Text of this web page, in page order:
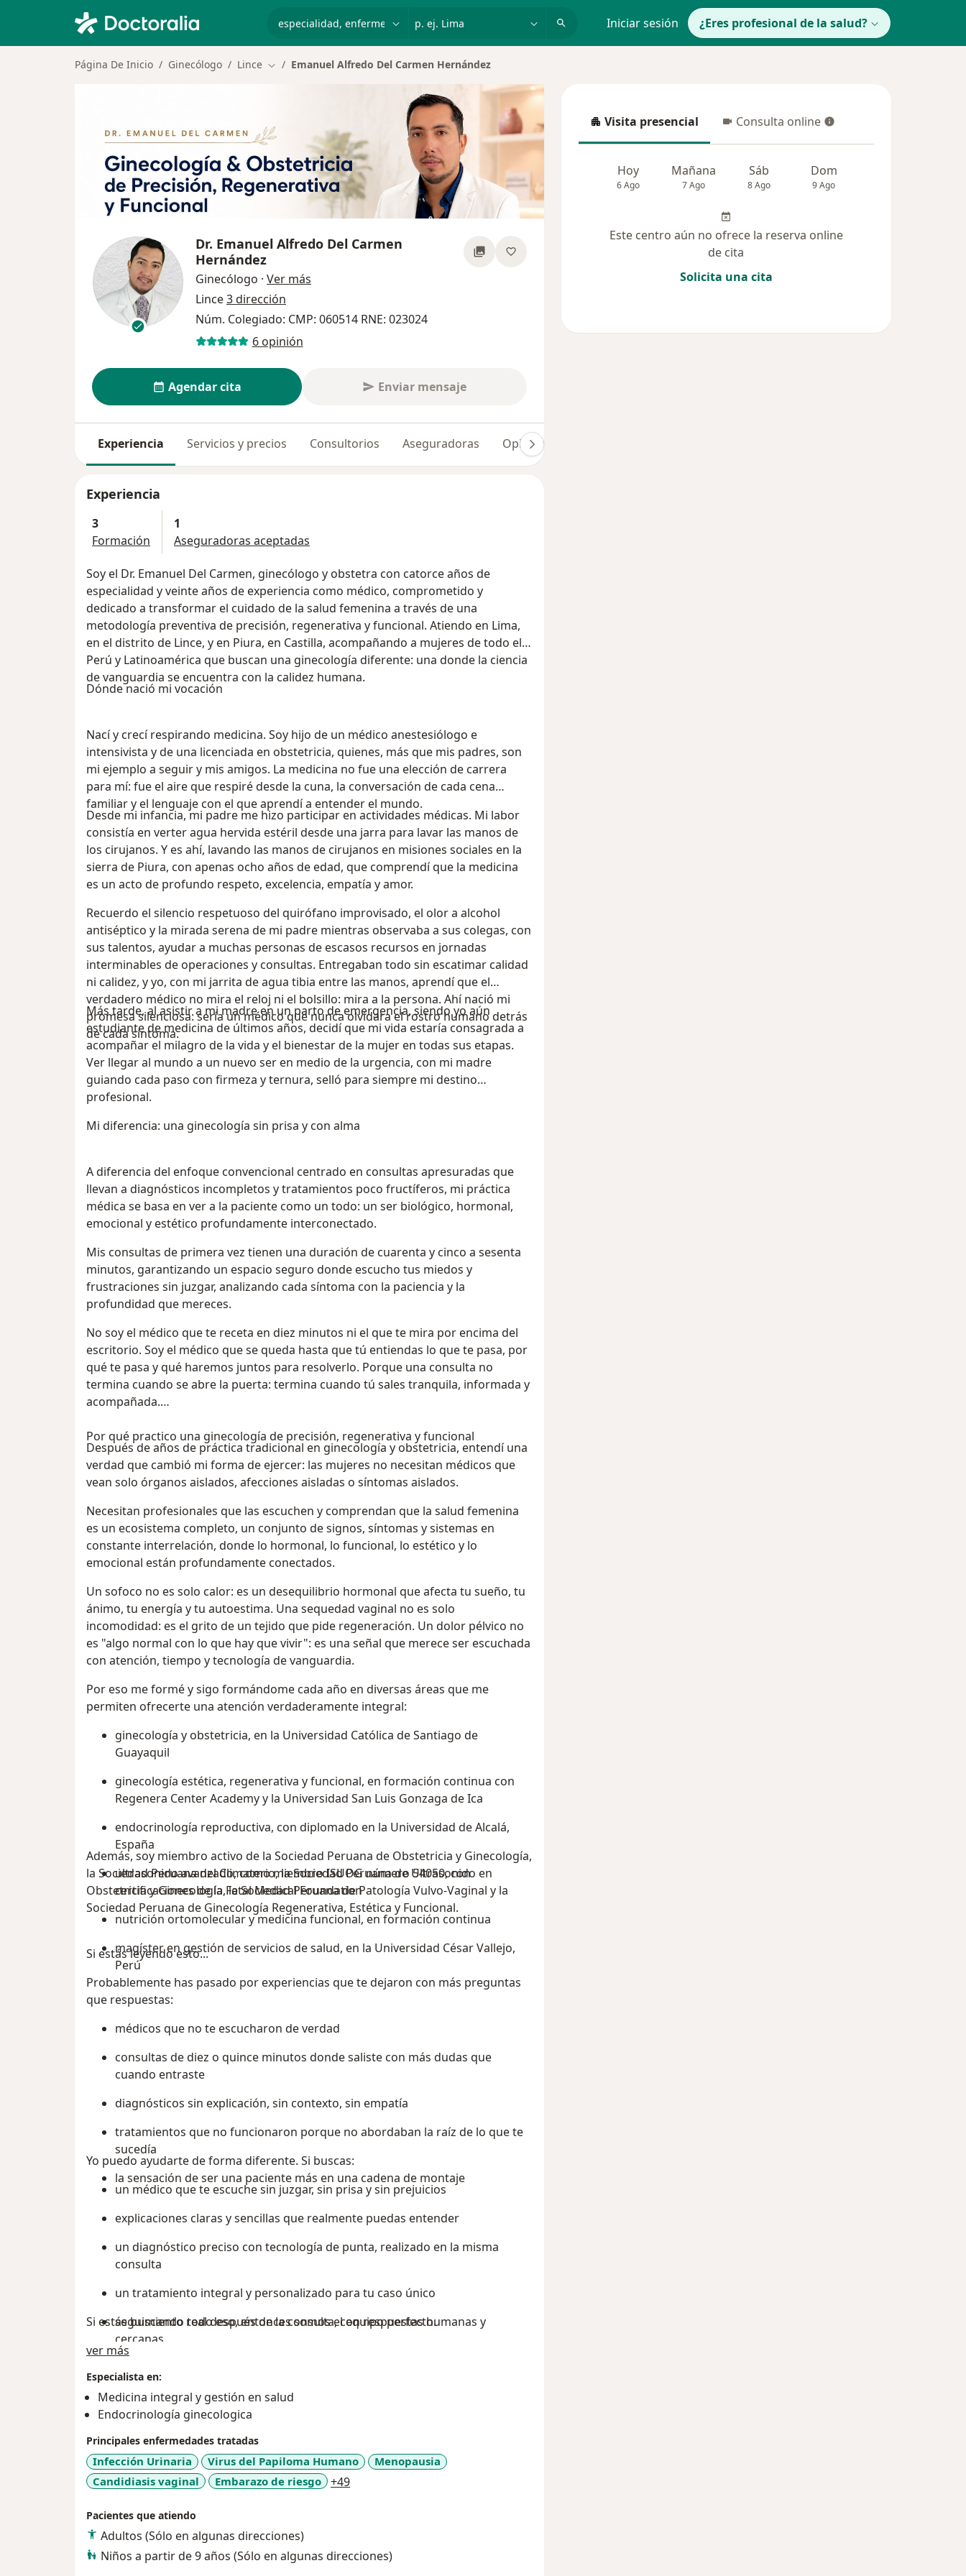
Iniciar sesión ¿Eres profesional de la salud?
Página De Inicio Ginecólogo Lince Cambiar de ciudad
Emanuel Alfredo Del Carmen Hernández
Dr. Emanuel Alfredo Del Carmen
Hernández
Ginecólogo · Ver más
Lince3 dirección
Núm. Colegiado: CMP: 060514 RNE: 023024
6 opinión
Agendar cita Enviar mensaje
Experiencia Servicios y precios Consultorios Aseguradoras Opiniones (6)
Experiencia
3
Formación
1
Aseguradoras aceptadas
Soy el Dr. Emanuel Del Carmen, ginecólogo y obstetra con catorce años de
especialidad y veinte años de experiencia como médico, comprometido y
dedicado a transformar el cuidado de la salud femenina a través de una
metodología preventiva de precisión, regenerativa y funcional. Atiendo en Lima,
en el distrito de Lince, y en Piura, en Castilla, acompañando a mujeres de todo el
Perú y Latinoamérica que buscan una ginecología diferente: una donde la ciencia
de vanguardia se encuentra con la calidez humana.
Dónde nació mi vocación
Nací y crecí respirando medicina. Soy hijo de un médico anestesiólogo e
intensivista y de una licenciada en obstetricia, quienes, más que mis padres, son
mi ejemplo a seguir y mis amigos. La medicina no fue una elección de carrera
para mí: fue el aire que respiré desde la cuna, la conversación de cada cena
familiar y el lenguaje con el que aprendí a entender el mundo.
Desde mi infancia, mi padre me hizo participar en actividades médicas. Mi labor
consistía en verter agua hervida estéril desde una jarra para lavar las manos de
los cirujanos. Y es ahí, lavando las manos de cirujanos en misiones sociales en la
sierra de Piura, con apenas ocho años de edad, que comprendí que la medicina
es un acto de profundo respeto, excelencia, empatía y amor.
Recuerdo el silencio respetuoso del quirófano improvisado, el olor a alcohol
antiséptico y la mirada serena de mi padre mientras observaba a sus colegas, con
sus talentos, ayudar a muchas personas de escasos recursos en jornadas
interminables de operaciones y consultas. Entregaban todo sin escatimar calidad
ni calidez, y yo, con mi jarrita de agua tibia entre las manos, aprendí que el
verdadero médico no mira el reloj ni el bolsillo: mira a la persona. Ahí nació mi
promesa silenciosa: sería un médico que nunca olvidara el rostro humano detrás
de cada síntoma.
Más tarde, al asistir a mi madre en un parto de emergencia, siendo yo aún
estudiante de medicina de últimos años, decidí que mi vida estaría consagrada a
acompañar el milagro de la vida y el bienestar de la mujer en todas sus etapas.
Ver llegar al mundo a un nuevo ser en medio de la urgencia, con mi madre
guiando cada paso con firmeza y ternura, selló para siempre mi destino
profesional.
Mi diferencia: una ginecología sin prisa y con alma
A diferencia del enfoque convencional centrado en consultas apresuradas que
llevan a diagnósticos incompletos y tratamientos poco fructíferos, mi práctica
médica se basa en ver a la paciente como un todo: un ser biológico, hormonal,
emocional y estético profundamente interconectado.
Mis consultas de primera vez tienen una duración de cuarenta y cinco a sesenta
minutos, garantizando un espacio seguro donde escucho tus miedos y
frustraciones sin juzgar, analizando cada síntoma con la paciencia y la
profundidad que mereces.
No soy el médico que te receta en diez minutos ni el que te mira por encima del
escritorio. Soy el médico que se queda hasta que tú entiendas lo que te pasa, por
qué te pasa y qué haremos juntos para resolverlo. Porque una consulta no
termina cuando se abre la puerta: termina cuando tú sales tranquila, informada y
acompañada.
Por qué practico una ginecología de precisión, regenerativa y funcional
Después de años de práctica tradicional en ginecología y obstetricia, entendí una
verdad que cambió mi forma de ejercer: las mujeres no necesitan médicos que
vean solo órganos aislados, afecciones aisladas o síntomas aislados.
Necesitan profesionales que las escuchen y comprendan que la salud femenina
es un ecosistema completo, un conjunto de signos, síntomas y sistemas en
constante interrelación, donde lo hormonal, lo funcional, lo estético y lo
emocional están profundamente conectados.
Un sofoco no es solo calor: es un desequilibrio hormonal que afecta tu sueño, tu
ánimo, tu energía y tu autoestima. Una sequedad vaginal no es solo
incomodidad: es el grito de un tejido que pide regeneración. Un dolor pélvico no
es "algo normal con lo que hay que vivir": es una señal que merece ser escuchada
con atención, tiempo y tecnología de vanguardia.
Por eso me formé y sigo formándome cada año en diversas áreas que me
permiten ofrecerte una atención verdaderamente integral:
ginecología y obstetricia, en la Universidad Católica de Santiago de
Guayaquil
ginecología estética, regenerativa y funcional, en formación continua con
Regenera Center Academy y la Universidad San Luis Gonzaga de Ica
endocrinología reproductiva, con diplomado en la Universidad de Alcalá,
España
ultrasonido avanzado, como miembro ISUOG número 54050, con
certificaciones de la Fetal Medical Foundation
nutrición ortomolecular y medicina funcional, en formación continua
magíster en gestión de servicios de salud, en la Universidad César Vallejo,
Perú
Además, soy miembro activo de la Sociedad Peruana de Obstetricia y Ginecología,
la Sociedad Peruana del Climaterio, la Sociedad Peruana de Ultrasonido en
Obstetricia y Ginecología, la Sociedad Peruana de Patología Vulvo-Vaginal y la
Sociedad Peruana de Ginecología Regenerativa, Estética y Funcional.
Si estás leyendo esto...
Probablemente has pasado por experiencias que te dejaron con más preguntas
que respuestas:
médicos que no te escucharon de verdad
consultas de diez o quince minutos donde saliste con más dudas que
cuando entraste
diagnósticos sin explicación, sin contexto, sin empatía
tratamientos que no funcionaron porque no abordaban la raíz de lo que te
sucedía
la sensación de ser una paciente más en una cadena de montaje
Yo puedo ayudarte de forma diferente. Si buscas:
un médico que te escuche sin juzgar, sin prisa y sin prejuicios
explicaciones claras y sencillas que realmente puedas entender
un diagnóstico preciso con tecnología de punta, realizado en la misma
consulta
un tratamiento integral y personalizado para tu caso único
seguimiento real después de la consulta, con respuestas humanas y
cercanas
Si estás buscando todo eso, entonces somos el equipo perfecto.
ver más
Especialista en:
Medicina integral y gestión en salud
Endocrinología ginecologica
Principales enfermedades tratadas
Infección Urinaria Virus del Papiloma Humano
Menopausia
Candidiasis vaginal
Embarazo de riesgo +49a11y_sr_more_diseases
Pacientes que atiendo
Adultos (Sólo en algunas direcciones)
Niños a partir de 9 años (Sólo en algunas direcciones)
Visita presencial
Visita presencial Consulta online
Consulta online
Hoy
6 Ago
Mañana
7 Ago
Sáb
8 Ago
Dom
9 Ago
Este centro aún no ofrece la reserva online
de cita
Solicita una cita